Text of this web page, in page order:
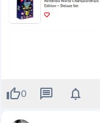
thumb_up0 message notifications